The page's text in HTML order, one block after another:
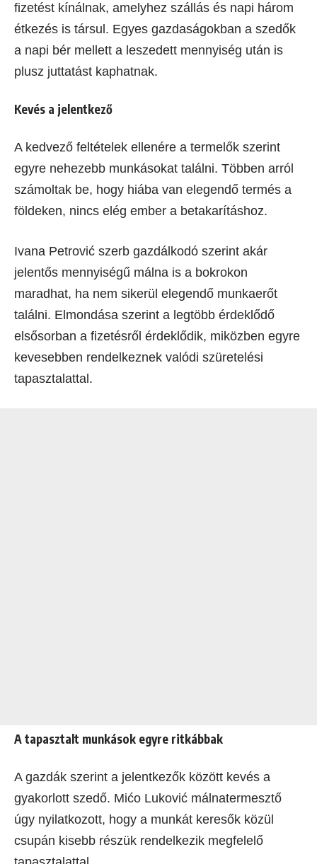
fizetést kínálnak, amelyhez szállás és napi három
étkezés is társul. Egyes gazdaságokban a szedők
a napi bér mellett a leszedett mennyiség után is
plusz juttatást kaphatnak.
Kevés a jelentkező
A kedvező feltételek ellenére a termelők szerint
egyre nehezebb munkásokat találni. Többen arról
számoltak be, hogy hiába van elegendő termés a
földeken, nincs elég ember a betakarításhoz.
Ivana Petrović szerb gazdálkodó szerint akár
jelentős mennyiségű málna is a bokrokon
maradhat, ha nem sikerül elegendő munkaerőt
találni. Elmondása szerint a legtöbb érdeklődő
elsősorban a fizetésről érdeklődik, miközben egyre
kevesebben rendelkeznek valódi szüretelési
tapasztalattal.
A tapasztalt munkások egyre ritkábbak
A gazdák szerint a jelentkezők között kevés a
gyakorlott szedő. Mićo Luković málnatermesztő
úgy nyilatkozott, hogy a munkát keresők közül
csupán kisebb részük rendelkezik megfelelő